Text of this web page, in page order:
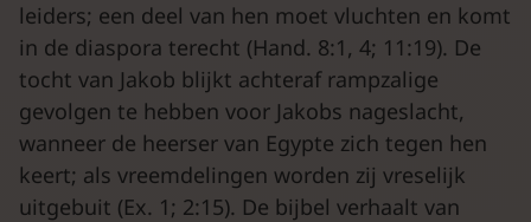
leiders; een deel van hen moet vluchten en komt
in de diaspora terecht (Hand. 8:1, 4; 11:19). De
tocht van Jakob blijkt achteraf rampzalige
gevolgen te hebben voor Jakobs nageslacht,
wanneer de heerser van Egypte zich tegen hen
keert; als vreemdelingen worden zij vreselijk
uitgebuit (Ex. 1; 2:15). De bijbel verhaalt van